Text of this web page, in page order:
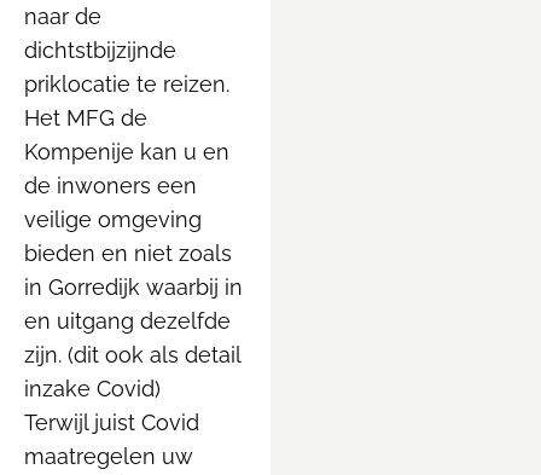
naar de
dichtstbijzijnde
priklocatie te reizen.
Het MFG de
Kompenije kan u en
de inwoners een
veilige omgeving
bieden en niet zoals
in Gorredijk waarbij in
en uitgang dezelfde
zijn. (dit ook als detail
inzake Covid)
Terwijl juist Covid
maatregelen uw